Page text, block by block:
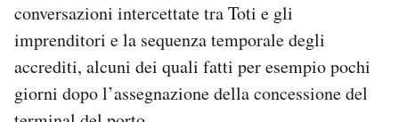
conversazioni intercettate tra Toti e gli
imprenditori e la sequenza temporale degli
accrediti, alcuni dei quali fatti per esempio pochi
giorni dopo l’assegnazione della concessione del